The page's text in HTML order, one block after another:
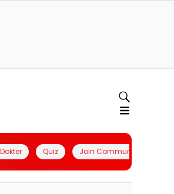
Quiz Join Community